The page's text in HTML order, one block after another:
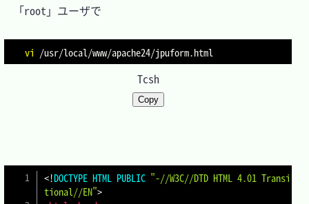
「root」ユーザで
vi
Tcsh
Copy
<!DOCTYPE HTML PUBLIC "-//W3C//DTD HTML 4.01 Transi
tional//EN">